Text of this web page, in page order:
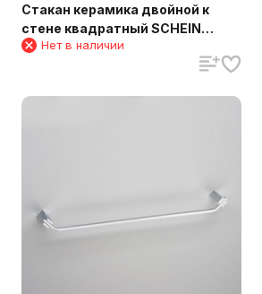
Стакан керамика двойной к
стене квадратный SCHEIN
(124CS)
Нет в наличии